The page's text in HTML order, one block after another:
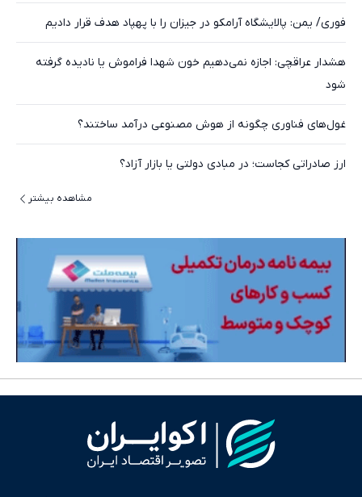
فوری/ یمن: پالایشگاه آرامکو در جیزان را با پهپاد هدف قرار دادیم
هشدار عراقچی: اجازه نمی‌دهیم خون شهدا فراموش یا نادیده گرفته
شود
غول‌های فناوری چگونه از هوش مصنوعی درآمد ساختند؟
ارز صادراتی کجاست؛ در مبادی دولتی یا بازار آزاد؟
مشاهده بیشتر